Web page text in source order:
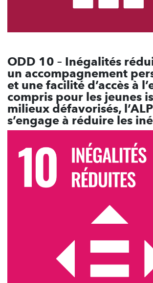
ODD 10 – Inégalités
un accompagnement
et une facilité d’accès à
compris pour les jeunes
milieux défavorisés,
s’engage à réduire les